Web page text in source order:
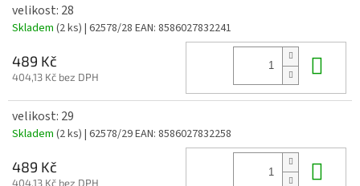
velikost: 28
Skladem (2 ks) | 62578/28 EAN: 8586027832241
489 Kč
404,13 Kč bez DPH
velikost: 29
Skladem (2 ks) | 62578/29EAN: 8586027832258
489 Kč
404,13 Kč bez DPH